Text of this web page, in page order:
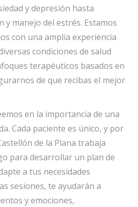
y depresión hasta
y manejo del estrés. Estamos
con una amplia experiencia
condiciones de salud
terapéuticos basados en
de que recibas el mejor
en la importancia de una
Cada paciente es único, y por
de la Plana trabaja
para desarrollar un plan de
a tus necesidades
sesiones, te ayudarán a
y emociones,